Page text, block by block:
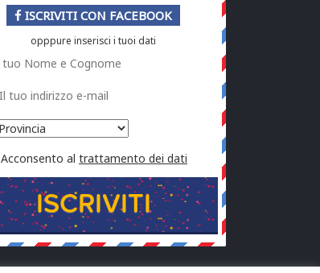
ISCRIVITI CON FACEBOOK
opppure inserisci i tuoi dati
Acconsento al trattamento dei dati